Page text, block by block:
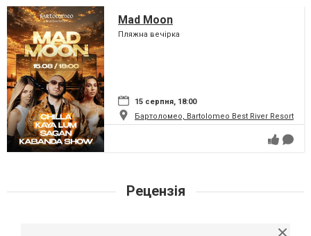
Mad Moon
Пляжна вечірка
15 серпня, 18:00
Бартоломео, Bartolomeo Best River Resort
Рецензія